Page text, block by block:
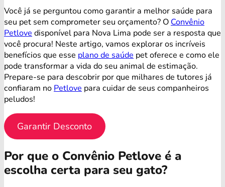
Você já se perguntou como garantir a melhor saúde para
seu pet sem comprometer seu orçamento? O Convênio
Petlove disponível para Nova Lima pode ser a resposta que
você procura! Neste artigo, vamos explorar os incríveis
benefícios que esse plano de saúde pet oferece e como ele
pode transformar a vida do seu animal de estimação.
Prepare-se para descobrir por que milhares de tutores já
confiaram no Petlove para cuidar de seus companheiros
peludos!
Garantir Desconto
Por que o Convênio Petlove é a
escolha certa para seu gato?